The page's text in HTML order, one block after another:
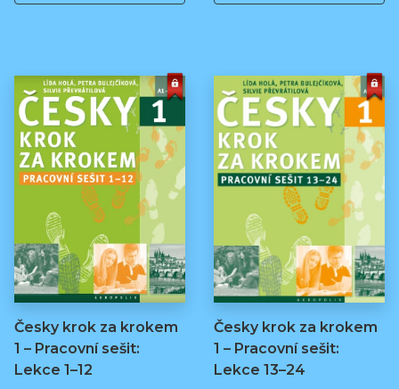
Česky krok za krokem
1 – Pracovní sešit:
Lekce 1–12
Česky krok za krokem
1 – Pracovní sešit:
Lekce 13–24